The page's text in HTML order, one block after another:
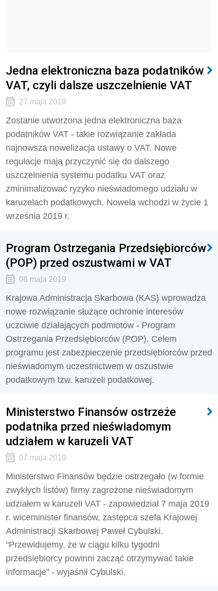
Jedna elektroniczna baza podatników
VAT, czyli dalsze uszczelnienie VAT
27 maja 2019
Zostanie utworzona jedna elektroniczna baza
podatników VAT - takie rozwiązanie zakłada
najnowsza nowelizacja ustawy o VAT. Nowe
regulacje mają przyczynić się do dalszego
uszczelnienia systemu podatku VAT oraz
zminimalizować ryzyko nieświadomego udziału w
karuzelach podatkowych. Nowela wchodzi w życie 1
września 2019 r.
Program Ostrzegania Przedsiębiorców
(POP) przed oszustwami w VAT
08 maja 2019
Krajowa Administracja Skarbowa (KAS) wprowadza
nowe rozwiązanie służące ochronie interesów
uczciwie działających podmiotów - Program
Ostrzegania Przedsiębiorców (POP). Celem
programu jest zabezpieczenie przedsiębiorców przed
nieświadomym uczestnictwem w oszustwie
podatkowym tzw. karuzeli podatkowej.
Ministerstwo Finansów ostrzeże
podatnika przed nieświadomym
udziałem w karuzeli VAT
07 maja 2019
Ministerstwo Finansów będzie ostrzegało (w formie
zwykłych listów) firmy zagrożone nieświadomym
udziałem w karuzeli VAT - zapowiedział 7 maja 2019
r. wiceminister finansów, zastępca szefa Krajowej
Administracji Skarbowej Paweł Cybulski.
"Przewidujemy, że w ciągu kilku tygodni
przedsiębiorcy powinni zacząć otrzymywać takie
informacje" - wyjaśnił Cybulski.